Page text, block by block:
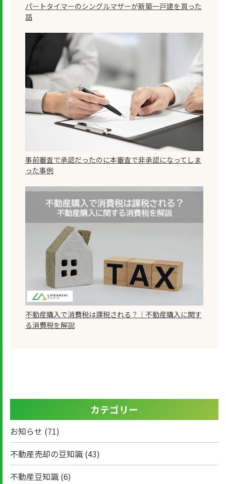
パートタイマーのシングルマザーが新築一戸建を買った
話
事前審査で承認だったのに本審査で非承認になってしま
った事例
不動産購入で消費税は課税される？｜不動産購入に関す
る消費税を解説
カテゴリー
お知らせ (71)
不動産売却の豆知識 (43)
不動産豆知識 (6)